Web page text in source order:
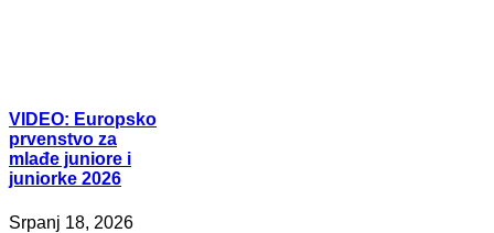
VIDEO: Europsko
prvenstvo za
mlađe juniore i
juniorke 2026
Srpanj 18, 2026